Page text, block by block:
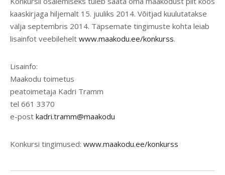
kaaskirjaga hiljemalt 15. juuliks 2014. Võitjad kuulutatakse
välja septembris 2014. Täpsemate tingimuste kohta leiab
lisainfot veebilehelt www.maakodu.ee/konkurss.
Lisainfo:
Maakodu toimetus
peatoimetaja Kadri Tramm
tel 661 3370
e-post kadri.tramm@maakodu
Konkursi tingimused: www.maakodu.ee/konkurss